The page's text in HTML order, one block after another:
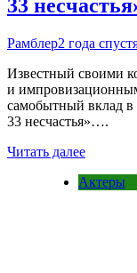
33
Рамблер2 года
Известный своими
и
самобытный вклад
33 несчастья»….
Читать далее
Актеры